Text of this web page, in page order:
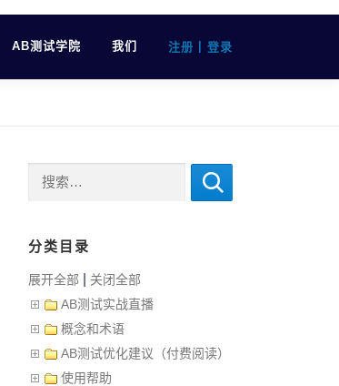
AB测试学院 我们 注册 登录
搜索：
分类目录
展开全部
关闭全部
AB测试实战直播
概念和术语
AB测试优化建议（付费阅读）
使用帮助